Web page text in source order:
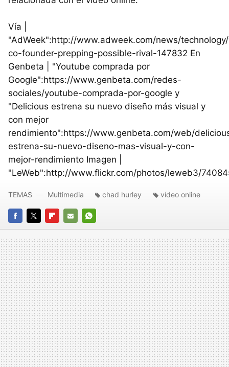
Vía |
"AdWeek":http://www.adweek.com/news/
co-founder-prepping-possible-rival-147832 En
Genbeta | "Youtube comprada por
Google":https://www.genbeta.com/redes-
sociales/youtube-comprada-por-google y
"Delicious estrena su nuevo diseño más visual y
con mejor
rendimiento":https://www.genbeta.com/web/
estrena-su-nuevo-diseno-mas-visual-y-con-
mejor-rendimiento Imagen |
"LeWeb":http://www.flickr.com/photos/leweb3/
FACEBOOK
TWITTERFLIPBOARD
E-
MAIL
WHATSAPP
TEMAS Multimedia chad hurley vídeo online